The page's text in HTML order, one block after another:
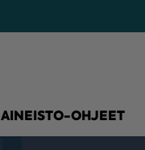
AINEISTO-OHJEET